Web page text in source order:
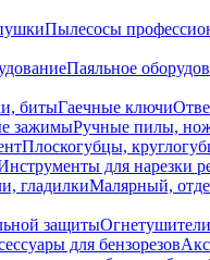
Пылесосы
Паяльное
битыГаечные ключи
зажимыРучные пилы,
Плоскогубцы,
для нарезки
гладилкиМалярный,
защитыОгнетушители
для бензорезов